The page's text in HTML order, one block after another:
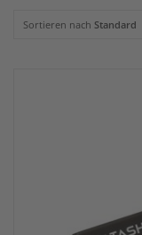
Sortieren nach Standard